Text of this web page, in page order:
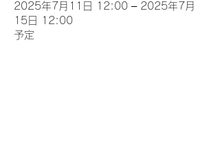
2025年7月11日 12:00 – 2025年7月
15日 12:00
予定